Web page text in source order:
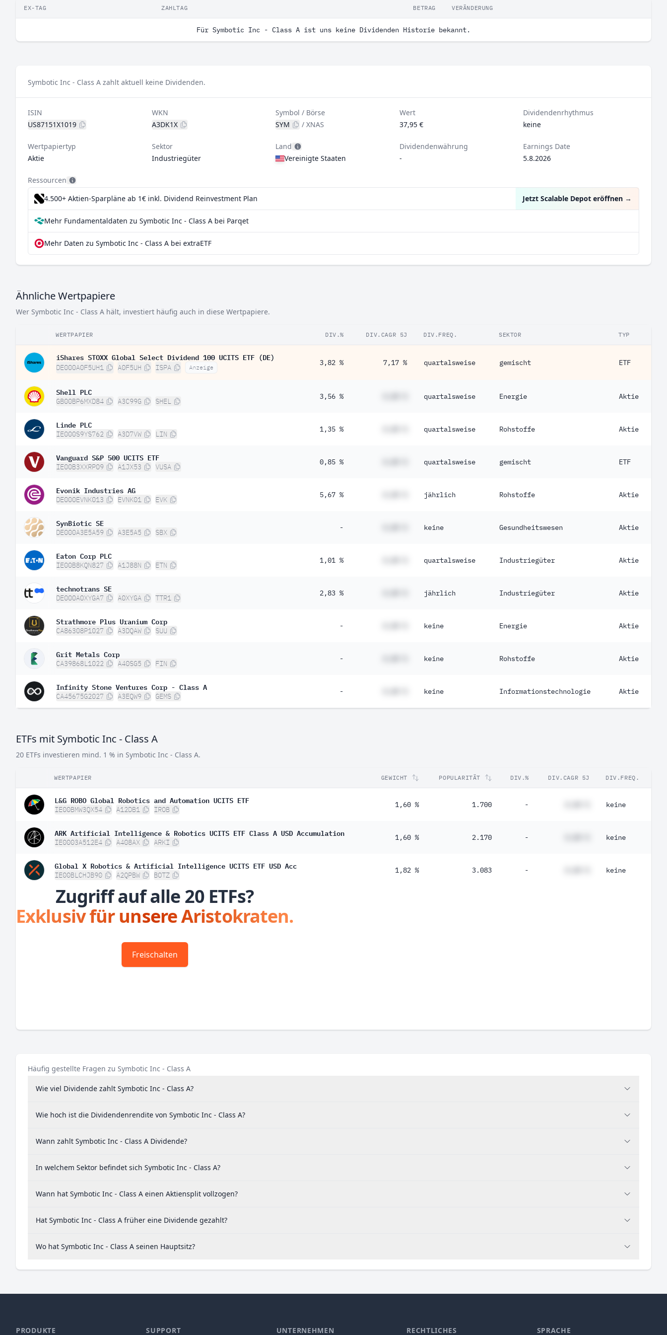
EX-TAG ZAHLTAG BETRAG VERÄNDERUNG
Für Symbotic Inc - Class A ist uns keine Dividenden Historie bekannt.
Symbotic Inc - Class A zahlt aktuell keine Dividenden.
ISIN
US87151X1019
WKN
A3DK1X
Symbol / Börse
SYM
/XNAS
Wert
37,95 €
Dividendenrhythmus
keine
Wertpapiertyp
Aktie
Sektor
Industriegüter
Land
Vereinigte Staaten
Dividendenwährung
-
Earnings Date
5.8.2026
Ressourcen
4.500+ Aktien-Sparpläne ab 1€ inkl. Dividend Reinvestment Plan Jetzt Scalable Depot eröffnen →
Mehr Fundamentaldaten zu Symbotic Inc - Class A bei Parqet
Mehr Daten zu Symbotic Inc - Class A bei extraETF
Ähnliche Wertpapiere
Wer Symbotic Inc - Class A hält, investiert häufig auch in diese Wertpapiere.
WERTPAPIER DIV.% DIV.CAGR 5J DIV.FREQ. SEKTOR TYP
iShares STOXX Global Select Dividend 100 UCITS ETF (DE)
DE000A0F5UH1 A0F5UH ISPA Anzeige
3,82 % 7,17 % quartalsweise gemischt ETF
Shell PLC
GB00BP6MXD84 A3C99G SHEL
3,56 % quartalsweise Energie Aktie
Linde PLC
IE000S9YS762 A3D7VW LIN
1,35 % quartalsweise Rohstoffe Aktie
Vanguard S&P 500 UCITS ETF
IE00B3XXRP09 A1JX53 VUSA
0,85 % quartalsweise gemischt ETF
Evonik Industries AG
DE000EVNK013 EVNK01 EVK
5,67 % jährlich Rohstoffe Aktie
SynBiotic SE
DE000A3E5A59 A3E5A5 SBX
- keine Gesundheitswesen Aktie
Eaton Corp PLC
IE00B8KQN827 A1J88N ETN
1,01 % quartalsweise Industriegüter Aktie
technotrans SE
DE000A0XYGA7 A0XYGA TTR1
2,83 % jährlich Industriegüter Aktie
Strathmore Plus Uranium Corp
CA86308P1027 A3DQAW SUU
- keine Energie Aktie
Grit Metals Corp
CA39868L1022 A40SG5 FIN
- keine Rohstoffe Aktie
Infinity Stone Ventures Corp - Class A
CA45675G2027 A3EQW9 GEMS
- keine Informationstechnologie Aktie
ETFs mit Symbotic Inc - Class A
20 ETFs investieren mind. 1 % in Symbotic Inc - Class A.
WERTPAPIER GEWICHT POPULARITÄT DIV.% DIV.CAGR 5J DIV.FREQ.
L&G ROBO Global Robotics and Automation UCITS ETF
IE00BMW3QX54 A12DB1 IROB
1,60 % 1.700 - keine
ARK Artificial Intelligence & Robotics UCITS ETF Class A USD Accumulation
IE0003A512E4 A408AX ARKI
1,60 % 2.170 - keine
Global X Robotics & Artificial Intelligence UCITS ETF USD Acc
IE00BLCHJB90 A2QPBW BOTZ
1,82 % 3.083 - keine
Zugriff auf alle 20 ETFs?
Exklusiv für unsere Aristokraten.
Freischalten
Häufig gestellte Fragen zu Symbotic Inc - Class A
Wie viel Dividende zahlt Symbotic Inc - Class A?
Wie hoch ist die Dividendenrendite von Symbotic Inc - Class A?
Wann zahlt Symbotic Inc - Class A Dividende?
In welchem Sektor befindet sich Symbotic Inc - Class A?
Wann hat Symbotic Inc - Class A einen Aktiensplit vollzogen?
Hat Symbotic Inc - Class A früher eine Dividende gezahlt?
Wo hat Symbotic Inc - Class A seinen Hauptsitz?
PRODUKTE SUPPORT UNTERNEHMEN RECHTLICHES SPRACHE